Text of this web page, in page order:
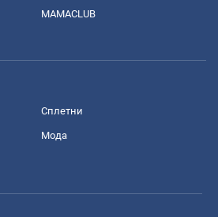
MAMACLUB
Сплетни
Мода